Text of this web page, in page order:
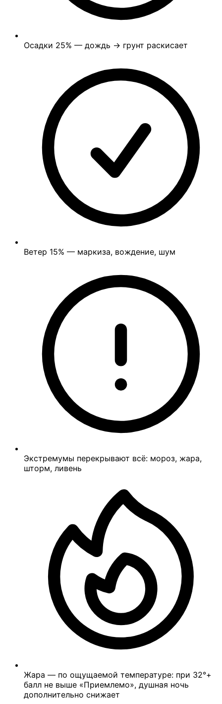
Осадки 25% — дождь → грунт раскисает
Ветер 15% — маркиза, вождение, шум
Экстремумы перекрывают всё: мороз, жара,
шторм, ливень
Жара — по ощущаемой температуре: при 32°+
балл не выше «Приемлемо», душная ночь
дополнительно снижает